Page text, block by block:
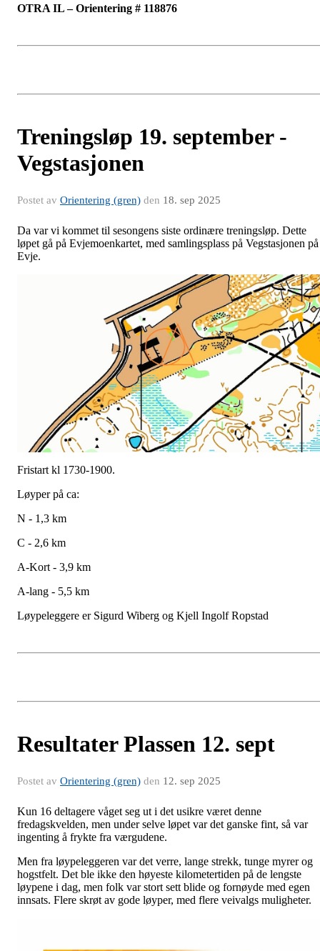
OTRA IL – Orientering # 118876
Treningsløp 19. september -
Vegstasjonen
Postet av Orientering (gren) den 18. sep 2025
Da var vi kommet til sesongens siste ordinære treningsløp. Dette
løpet gå på Evjemoenkartet, med samlingsplass på Vegstasjonen på
Evje.
Fristart kl 1730-1900.
Løyper på ca:
N - 1,3 km
C - 2,6 km
A-Kort - 3,9 km
A-lang - 5,5 km
Løypeleggere er Sigurd Wiberg og Kjell Ingolf Ropstad
Resultater Plassen 12. sept
Postet av Orientering (gren) den 12. sep 2025
Kun 16 deltagere våget seg ut i det usikre været denne
fredagskvelden, men under selve løpet var det ganske fint, så var
ingenting å frykte fra værgudene.
Men fra løypeleggeren var det verre, lange strekk, tunge myrer og
hogstfelt. Det ble ikke den høyeste kilometertiden på de lengste
løypene i dag, men folk var stort sett blide og fornøyde med egen
innsats. Flere skrøt av gode løyper, med flere veivalgs muligheter.